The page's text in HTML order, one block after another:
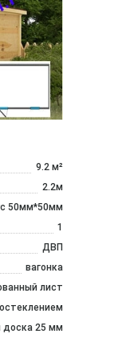
9.2 м²
2.2м
50мм*50мм
1
ДВП
вагонка
лист
доска 25 мм